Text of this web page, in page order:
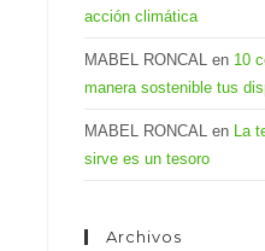
acción climática
MABEL RONCAL en 10
manera sostenible tus
MABEL RONCAL en La
sirve es un tesoro
Archivos